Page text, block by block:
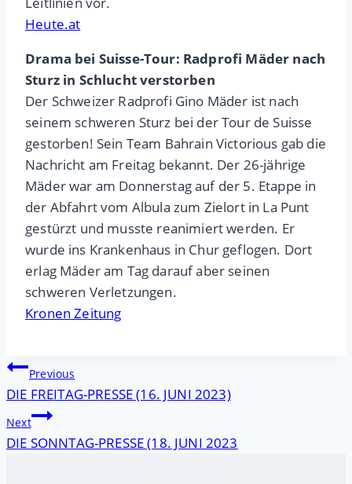
Heute.at
Drama bei Suisse-Tour: Radprofi Mäder nach
Sturz in Schlucht verstorben
Der Schweizer Radprofi Gino Mäder ist nach
seinem schweren Sturz bei der Tour de Suisse
gestorben! Sein Team Bahrain Victorious gab die
Nachricht am Freitag bekannt. Der 26-jährige
Mäder war am Donnerstag auf der 5. Etappe in
der Abfahrt vom Albula zum Zielort in La Punt
gestürzt und musste reanimiert werden. Er
wurde ins Krankenhaus in Chur geflogen. Dort
erlag Mäder am Tag darauf aber seinen
schweren Verletzungen.
Kronen Zeitung
Beitragsnavigation
Previous
DIE FREITAG-PRESSE (16. JUNI 2023)
Next
DIE SONNTAG-PRESSE (18. JUNI 2023